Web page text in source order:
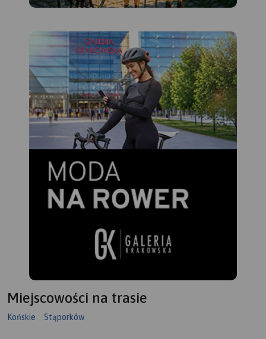
Miejscowości na trasie
Końskie Stąporków